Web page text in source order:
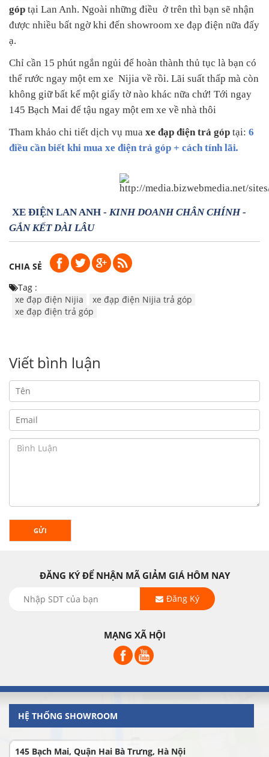
góp tại Lan Anh. Ngoài những điều ở trên thì bạn sẽ nhận
được nhiều bất ngờ khi đến showroom xe đạp điện nữa đấy
ạ.
Chỉ cần 15 phút ngắn ngủi để hoàn thành thủ tục là bạn có
thể rước ngay một em xe Nijia về rồi. Lãi suất thấp mà còn
không giữ bất kể một giấy tờ nào khác nữa chứ! Tới ngay
145 Bạch Mai để tậu ngay một em xe về nhà thôi
Tham khảo chi tiết dịch vụ mua xe đạp điện trả góp tại: 6
điều cần biết khi mua xe điện trả góp + cách tính lãi.
XE ĐIỆN LAN ANH - KINH DOANH CHÂN CHÍNH -
GẮN KẾT DÀI LÂU
CHIA SẺ
Tag :
xe đạp điện Nijia
xe đạp điện Nijia trả góp
xe đạp điện trả góp
Viết bình luận
GỬI
ĐĂNG KÝ ĐỂ NHẬN MÃ GIẢM GIÁ HÔM NAY
Đăng Ký
MẠNG XÃ HỘI
HỆ THỐNG SHOWROOM
145 Bạch Mai, Quận Hai Bà Trưng, Hà Nội